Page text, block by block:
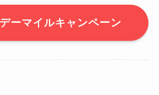
ーマイルキャンペーン